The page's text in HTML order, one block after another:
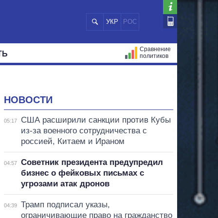
УКР РОС
Сравнение
политиков
НОВОСТИ
05:17
США расширили санкции против Кубы
из-за военного сотрудничества с
россией, Китаем и Ираном
04:57
Советник президента предупредил
бизнес о фейковых письмах с
угрозами атак дронов
04:39
Трамп подписал указы,
ограничивающие право на гражданство